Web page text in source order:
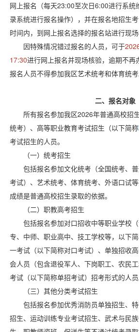
网上报名（每天23:00至次日6:00进行系统
录系统进行报名操作），并在报名地招生
时间内，到网上报名选择的报名站进行现场
因特殊情况错过报名的人员，可于
17:30进行网上报名并现场核验，逾期不再
报名人员不得参加我区艺术统考和体育统考
二、报名对象
所有报名参加我区2026年普通高校招
统考）、高等职业教育考试招生（以下简称
考试招生的人员。
（一）统考招生
包括报名参加文化统考（全国统考、
考试）、艺术统考、体育统考、外语口试
成绩是普通高校招生录取的依据。
（二）职教高考招生
包括报名参加对口招收中等职业学校
专、中师、职业高中、技工学校等，以下
一考试（以下简称对口考试）、单独招收
会人员（包含退役军人、下岗职工、农民
考试（以下简称单招考试）招考形式的人员
（三）其他分类考试招生
包括报名参加优秀消防员单独招生、
招生、运动训练专业考试招生、武术与民